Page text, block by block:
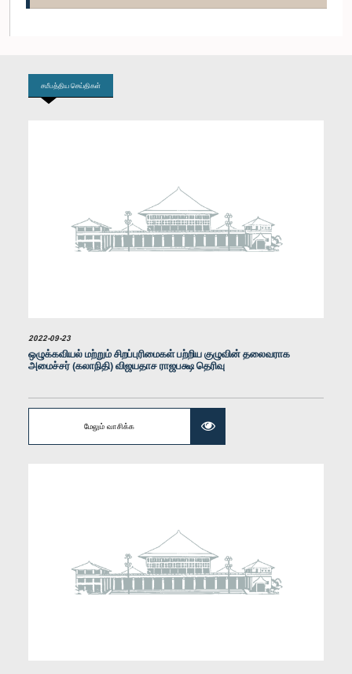
கௌரவ கபீர் ஹஷீம், பா.உ.
உறுப்பினர்
சமீபத்திய செய்திகள்
2022-09-23
ஒழுக்கவியல் மற்றும் சிறப்புரிமைகள் பற்றிய குழுவின் தலைவராக
அமைச்சர் (கலாநிதி) விஜயதாச ராஜபக்ஷ தெரிவு
மேலும் வாசிக்க